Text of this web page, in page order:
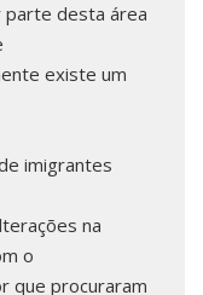
parte desta área
existe um
imigrantes
na
o
que procuraram